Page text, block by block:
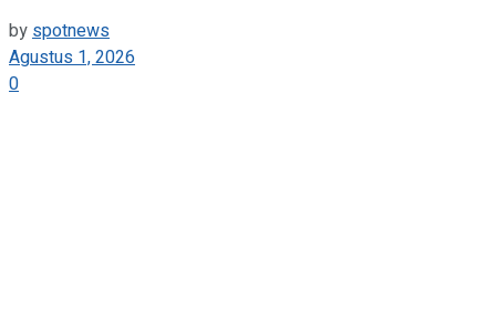
byspotnews
Agustus 1, 2026
0